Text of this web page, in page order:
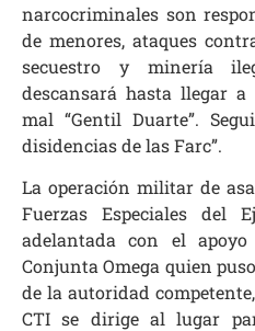
narcocriminales son
de menores, ataques
secuestro y minería
descansará hasta llegar
mal “Gentil Duarte”.
disidencias de las Farc”.
La operación militar de
Fuerzas Especiales del
adelantada con el
Conjunta Omega quien
de la autoridad
CTI se dirige al lugar